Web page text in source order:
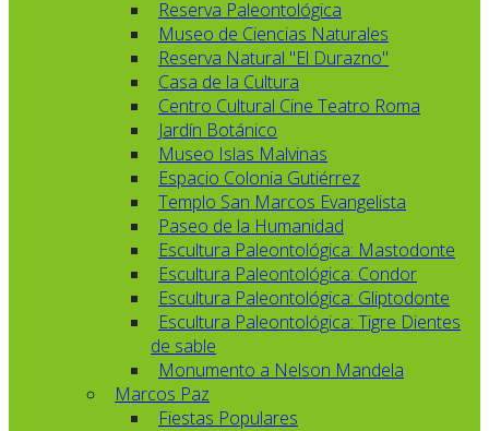
Reserva Paleontológica
Museo de Ciencias Naturales
Reserva Natural "El Durazno"
Casa de la Cultura
Centro Cultural Cine Teatro Roma
Jardín Botánico
Museo Islas Malvinas
Espacio Colonia Gutiérrez
Templo San Marcos Evangelista
Paseo de la Humanidad
Escultura Paleontológica: Mastodonte
Escultura Paleontológica: Condor
Escultura Paleontológica: Gliptodonte
Escultura Paleontológica: Tigre Dientes
de sable
Monumento a Nelson Mandela
Marcos Paz
Fiestas Populares